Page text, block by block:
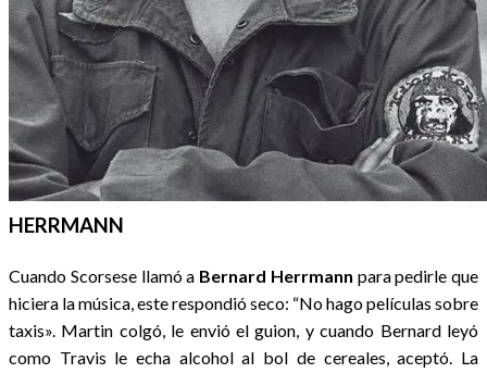
HERRMANN
Cuando Scorsese llamó a Bernard Herrmann para pedirle que
hiciera la música, este respondió seco: “No hago películas sobre
taxis». Martin colgó, le envió el guion, y cuando Bernard leyó
como Travis le echa alcohol al bol de cereales, aceptó. La